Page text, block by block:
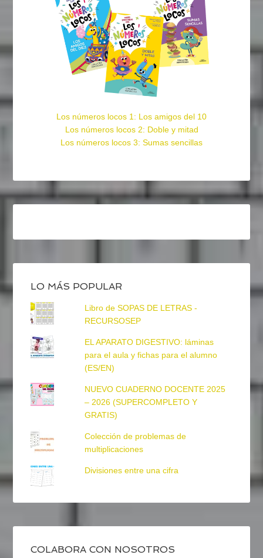
Los números locos 1: Los amigos del 10
Los números locos 2: Doble y mitad
Los números locos 3: Sumas sencillas
LO MÁS POPULAR
Libro de SOPAS DE LETRAS -
RECURSOSEP
EL APARATO DIGESTIVO: láminas
para el aula y fichas para el alumno
(ES/EN)
NUEVO CUADERNO DOCENTE 2025
– 2026 (SUPERCOMPLETO Y
GRATIS)
Colección de problemas de
multiplicaciones
Divisiones entre una cifra
COLABORA CON NOSOTROS